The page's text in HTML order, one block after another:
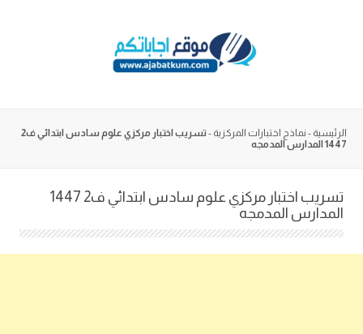
الرئيسية - نماذج اختبارات المركزية -
تسريب اختبار مركزي علوم سادس ابتدائي ف2
1447 المدارس المدمجه
تسريب اختبار مركزي علوم سادس ابتدائي ف2 1447
المدارس المدمجه